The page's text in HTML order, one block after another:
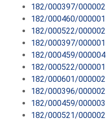
182/000397/000002
182/000460/000001
182/000522/000002
182/000397/000001
182/000459/000004
182/000522/000001
182/000601/000002
182/000396/000002
182/000459/000003
182/000521/000002